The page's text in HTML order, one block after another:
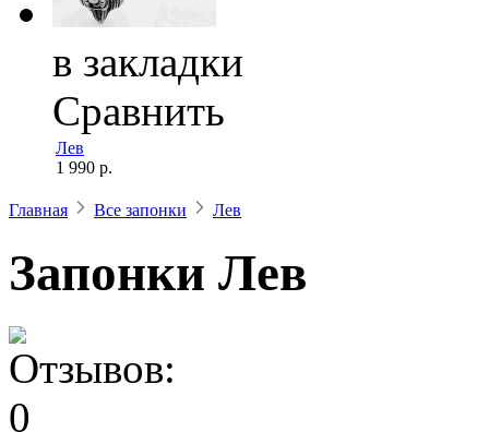
в закладки
Сравнить
Лев
1 990 р.
Главная Все запонки Лев
Запонки Лев